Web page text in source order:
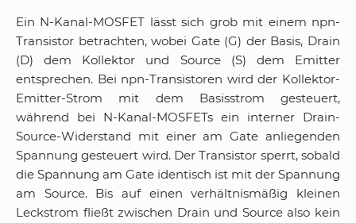
Ein N-Kanal-MOSFET lässt sich grob mit einem npn-
Transistor betrachten, wobei Gate (G) der Basis, Drain
(D) dem Kollektor und Source (S) dem Emitter
entsprechen. Bei npn-Transistoren wird der Kollektor-
Emitter-Strom mit dem Basisstrom gesteuert,
während bei N-Kanal-MOSFETs ein interner Drain-
Source-Widerstand mit einer am Gate anliegenden
Spannung gesteuert wird. Der Transistor sperrt, sobald
die Spannung am Gate identisch ist mit der Spannung
am Source. Bis auf einen verhältnismäßig kleinen
Leckstrom fließt zwischen Drain und Source also kein